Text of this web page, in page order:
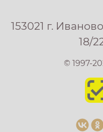
153021 г.
18/
© 1997-